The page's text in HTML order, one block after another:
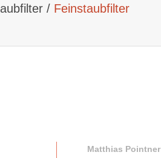
/ Feinstaubfilter
Matthias